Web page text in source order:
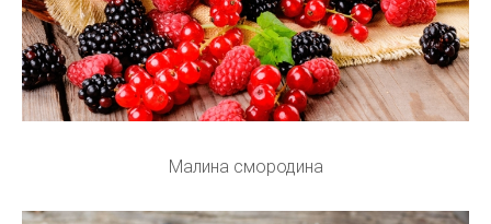
Малина смородина